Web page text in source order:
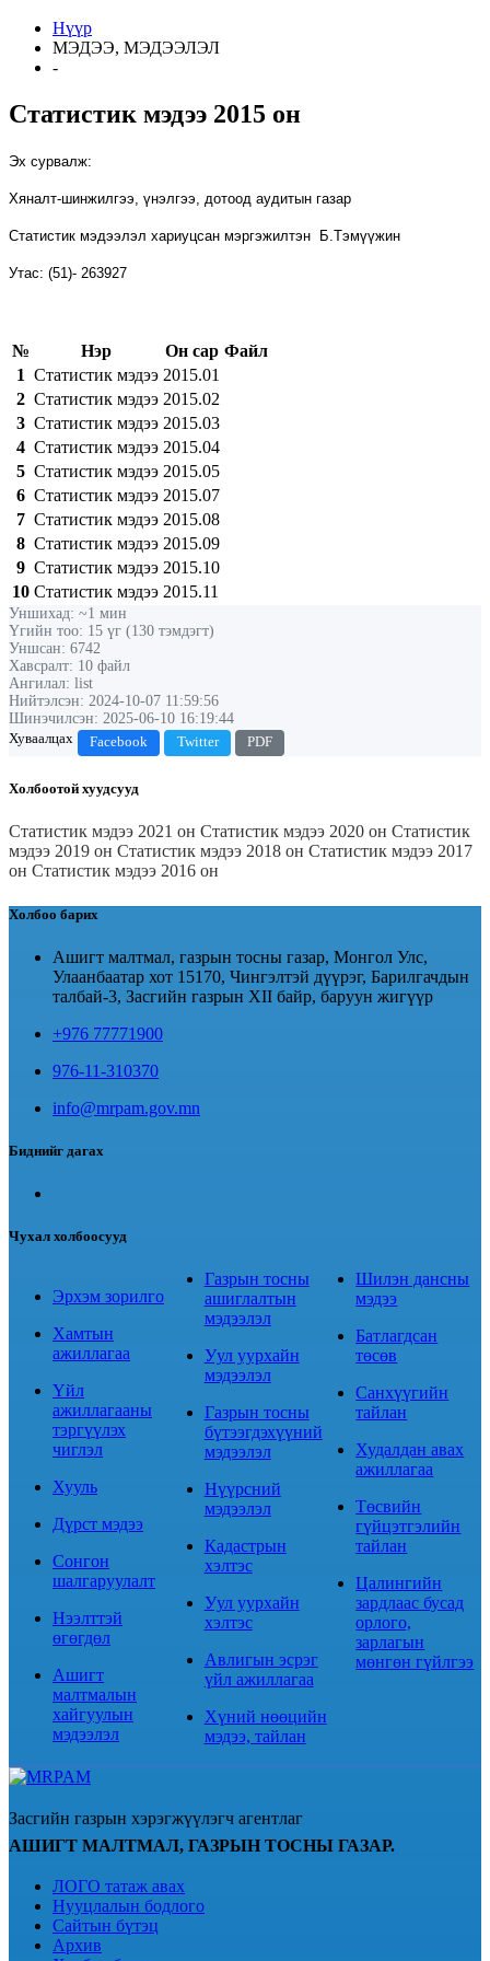
Нүүр
МЭДЭЭ, МЭДЭЭЛЭЛ
-
Статистик мэдээ 2015 он
Эх сурвалж:
Хяналт-шинжилгээ, үнэлгээ, дотоод аудитын газар
Статистик мэдээлэл хариуцсан мэргэжилтэн Б.Тэмүүжин
Утас: (51 )- 263927
№ Нэр Он сар Файл
1 Статистик мэдээ 2015.01
2 Статистик мэдээ 2015.02
3 Статистик мэдээ 2015.03
4 Статистик мэдээ 2015.04
5 Статистик мэдээ 2015.05
6 Статистик мэдээ 2015.07
7 Статистик мэдээ 2015.08
8 Статистик мэдээ 2015.09
9 Статистик мэдээ 2015.10
10 Статистик мэдээ 2015.11
Уншихад: ~1 мин
Үгийн тоо: 15 үг (130 тэмдэгт)
Уншсан: 6742
Хавсралт: 10 файл
Ангилал: list
Нийтэлсэн: 2024-10-07 11:59:56
Шинэчилсэн: 2025-06-10 16:19:44
Хуваалцах
Facebook Twitter PDF
Холбоотой хуудсууд
Статистик мэдээ 2021 он Статистик мэдээ 2020 он Статистик
мэдээ 2019 он Статистик мэдээ 2018 он Статистик мэдээ 2017
он Статистик мэдээ 2016 он
Холбоо барих
Ашигт малтмал, газрын тосны газар, Монгол Улс,
Улаанбаатар хот 15170, Чингэлтэй дүүрэг, Барилгачдын
талбай-3, Засгийн газрын XII байр, баруун жигүүр
+976 77771900
976-11-310370
info@mrpam.gov.mn
Биднийг дагах
Чухал холбоосууд
Эрхэм зорилго
Хамтын
ажиллагаа
Үйл
ажиллагааны
тэргүүлэх
чиглэл
Хууль
Дүрст мэдээ
Сонгон
шалгаруулалт
Нээлттэй
өгөгдөл
Ашигт
малтмалын
хайгуулын
мэдээлэл
Газрын тосны
ашиглалтын
мэдээлэл
Уул уурхайн
мэдээлэл
Газрын тосны
бүтээгдэхүүний
мэдээлэл
Нүүрсний
мэдээлэл
Кадастрын
хэлтэс
Уул уурхайн
хэлтэс
Авлигын эсрэг
үйл ажиллагаа
Хүний нөөцийн
мэдээ, тайлан
Шилэн дансны
мэдээ
Батлагдсан
төсөв
Санхүүгийн
тайлан
Худалдан авах
ажиллагаа
Төсвийн
гүйцэтгэлийн
тайлан
Цалингийн
зардлаас бусад
орлого,
зарлагын
мөнгөн гүйлгээ
Засгийн газрын хэрэгжүүлэгч агентлаг
АШИГТ МАЛТМАЛ, ГАЗРЫН ТОСНЫ ГАЗАР.
ЛОГО татаж авах
Нууцлалын бодлого
Сайтын бүтэц
Архив